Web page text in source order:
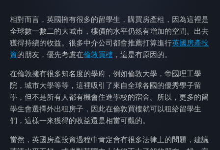
相對而言，英國擁有很多的留學生，購買房產租，因為這裡是
全球數一數二的大城市，樓價的水平仍然有增加的空間。出去
獲得持續的收益。很多中介公司都會推薦打算進行英國房產投
資的朋友，優先考慮在倫敦買樓 ，這是有原因的。
在倫敦擁有很多知名度的學府，例如倫敦大學，帝國理工學
院，城市大學等等，這裡吸引了來自全球各國的優秀學子留
學，但不是所有人都有機會住進學校的宿舍。所以，更多的留
學生會選擇外出租房子，因此在倫敦買樓就可以租給留學生
們，這樣一來獲得的收益還是相當可觀的。
當然，英國房產投資過程中肯定會有很多法律上的問題，建議